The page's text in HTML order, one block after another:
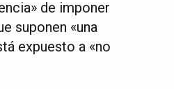
de imponer
suponen «una
expuesto a «no